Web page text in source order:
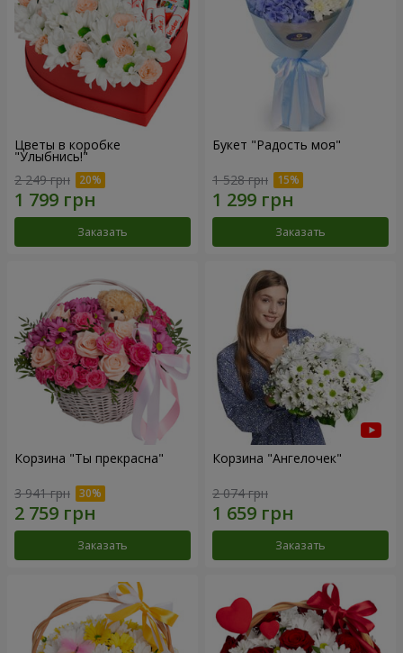
Цветы в коробке
"Улыбнись!"
2 249 грн
Заказать
Букет "Радость моя"
1 528 грн
Заказать
Корзина "Ты прекрасна"
3 941 грн
Заказать
Корзина "Ангелочек"
2 074 грн
Заказать